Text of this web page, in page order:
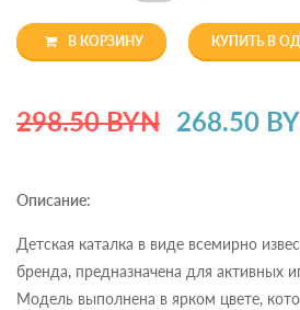
В КОРЗИНУ КУПИТЬ В
298.50 BYN 268.50
Описание:
Детская каталка в виде всемирно
бренда, предназначена для активных
Модель выполнена в ярком цвете,